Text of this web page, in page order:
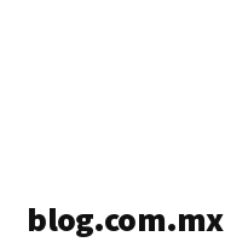
blog.com.mx